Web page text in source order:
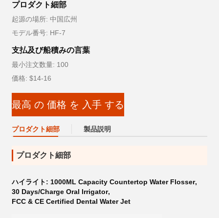
プロダクト細部
起源の場所: 中国広州
モデル番号: HF-7
支払及び船積みの言葉
最小注文数量: 100
価格: $14-16
最高 の 価格 を 入手 する
プロダクト細部 製品説明
プロダクト細部
ハイライト: 1000ML Capacity Countertop Water Flosser,
30 Days/Charge Oral Irrigator,
FCC & CE Certified Dental Water Jet